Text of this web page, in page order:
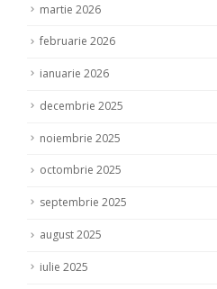
martie 2026
februarie 2026
ianuarie 2026
decembrie 2025
noiembrie 2025
octombrie 2025
septembrie 2025
august 2025
iulie 2025